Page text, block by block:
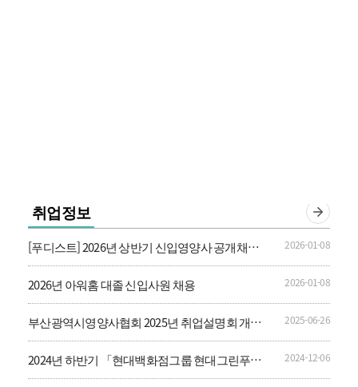
취업정보
[푸디스트] 2026년 상반기 신입영양사 공개채용
안내
2026-01-08
2026년 아워홈 대졸 신입사원 채용 2026-01-08
부산광역시영양사협회 2025년 취업설명회 개최
안내
2025-06-26
2024년 하반기 「현대백화점그룹 현대그린푸
드」 신입영양사 공개채용
2024-12-06